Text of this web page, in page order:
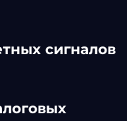
сигналов